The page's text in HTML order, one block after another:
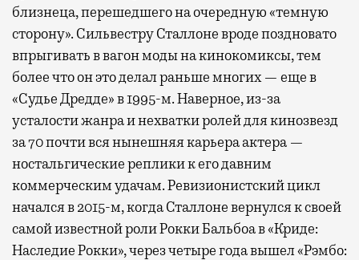
близнеца, перешедшего на очередную «темную
сторону». Сильвестру Сталлоне вроде поздновато
впрыгивать в вагон моды на кинокомиксы, тем
более что он это делал раньше многих — еще в
«Судье Дредде» в 1995-м. Наверное, из-за
усталости жанра и нехватки ролей для кинозвезд
за 70 почти вся нынешняя карьера актера —
ностальгические реплики к его давним
коммерческим удачам. Ревизионистский цикл
начался в 2015-м, когда Сталлоне вернулся к своей
самой известной роли Рокки Бальбоа в «Криде:
Наследие Рокки», через четыре года вышел «Рэмбо: